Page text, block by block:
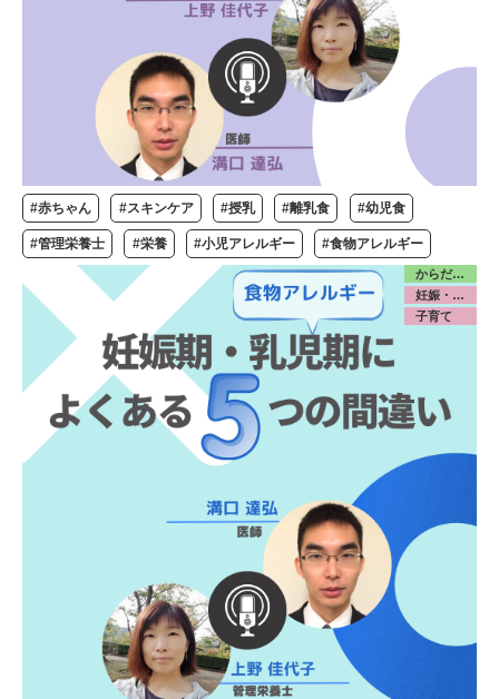
#赤ちゃん #スキンケア #授乳 #離乳食 #幼児食
#管理栄養士 #栄養 #小児アレルギー #食物アレルギー
からだ／食・栄養
妊娠・出産
子育て